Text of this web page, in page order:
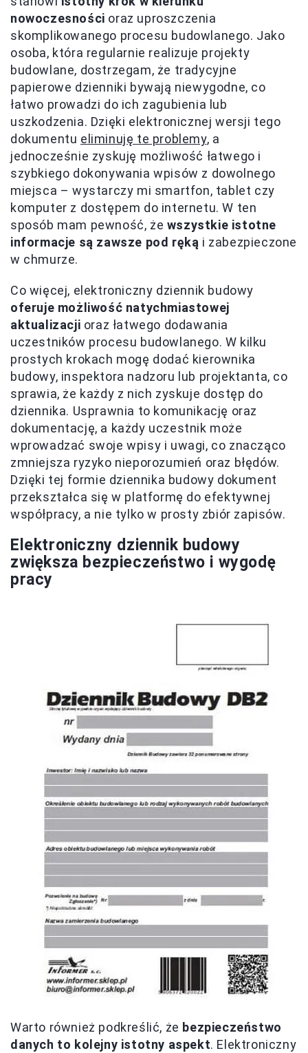
nowoczesności oraz uproszczenia
skomplikowanego procesu budowlanego. Jako
osoba, która regularnie realizuje projekty
budowlane, dostrzegam, że tradycyjne
papierowe dzienniki bywają niewygodne, co
łatwo prowadzi do ich zagubienia lub
uszkodzenia. Dzięki elektronicznej wersji tego
dokumentu eliminuję te problemy, a
jednocześnie zyskuję możliwość łatwego i
szybkiego dokonywania wpisów z dowolnego
miejsca – wystarczy mi smartfon, tablet czy
komputer z dostępem do internetu. W ten
sposób mam pewność, że wszystkie istotne
informacje są zawsze pod ręką i zabezpieczone
w chmurze.
Co więcej, elektroniczny dziennik budowy
oferuje możliwość natychmiastowej
aktualizacji oraz łatwego dodawania
uczestników procesu budowlanego. W kilku
prostych krokach mogę dodać kierownika
budowy, inspektora nadzoru lub projektanta, co
sprawia, że każdy z nich zyskuje dostęp do
dziennika. Usprawnia to komunikację oraz
dokumentację, a każdy uczestnik może
wprowadzać swoje wpisy i uwagi, co znacząco
zmniejsza ryzyko nieporozumień oraz błędów.
Dzięki tej formie dziennika budowy dokument
przekształca się w platformę do efektywnej
współpracy, a nie tylko w prosty zbiór zapisów.
Elektroniczny dziennik budowy
zwiększa bezpieczeństwo i wygodę
pracy
Warto również podkreślić, że bezpieczeństwo
danych to kolejny istotny aspekt. Elektroniczny